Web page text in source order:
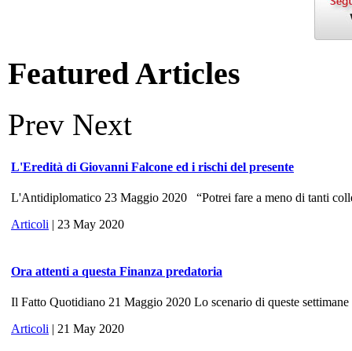
Featured Articles
Prev Next
L'Eredità di Giovanni Falcone ed i rischi del presente
L'Antidiplomatico 23 Maggio 2020 “Potrei fare a meno di tanti
Articoli | 23 May 2020
Ora attenti a questa Finanza predatoria
Il Fatto Quotidiano 21 Maggio 2020 Lo scenario di queste
Articoli | 21 May 2020